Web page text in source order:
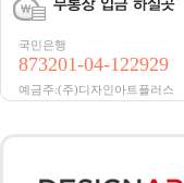
국민은행
873201-04-122929
예금주:(주)디자인아트플러스